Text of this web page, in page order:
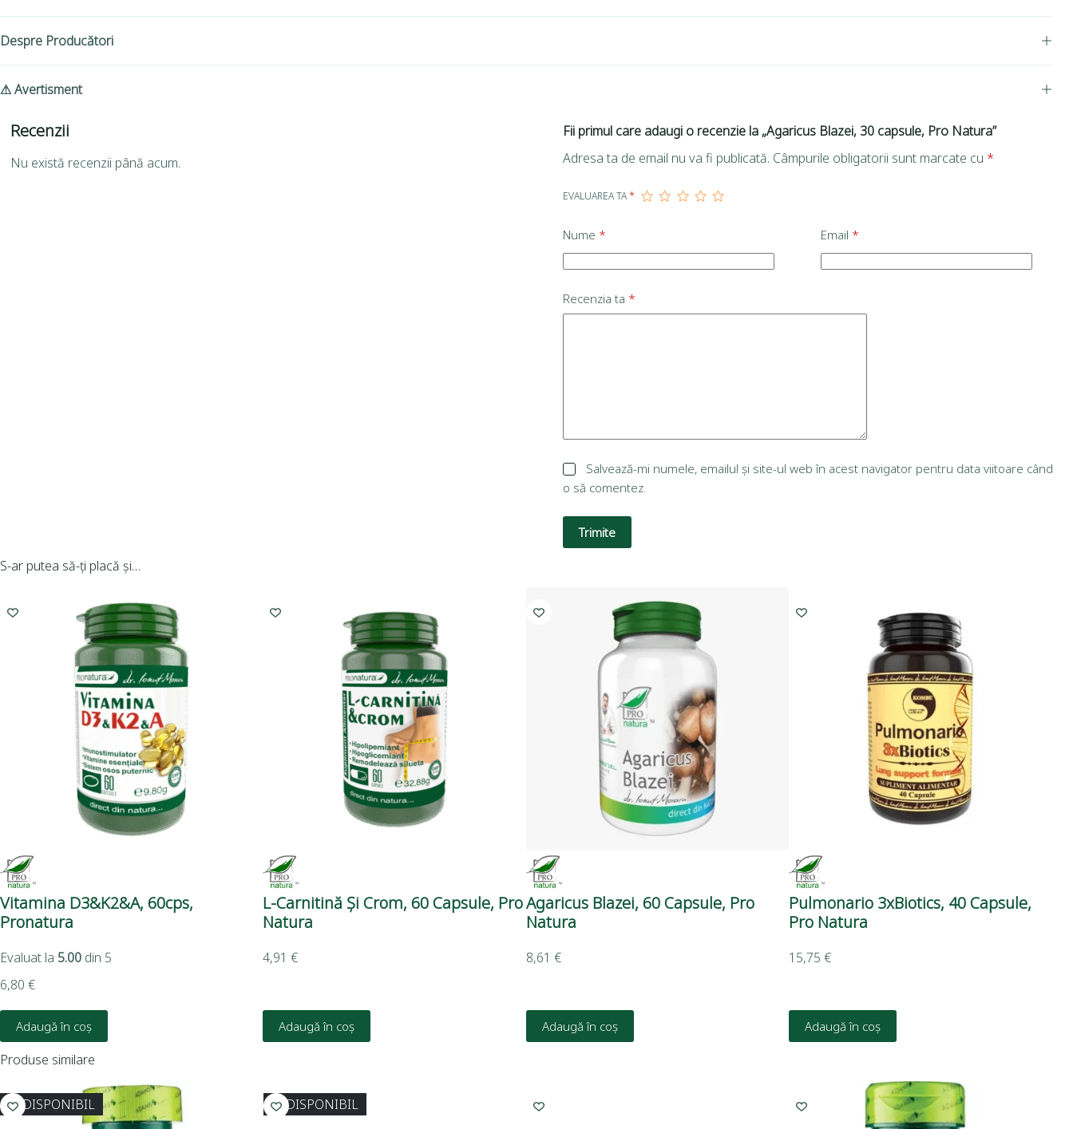
Despre Producători
⚠ Avertisment
Recenzii
Nu există recenzii până acum.
Fii primul care adaugi o recenzie la „Agaricus Blazei, 30 capsule, Pro Natura”
Adresa ta de email nu va fi publicată. Câmpurile obligatorii sunt marcate cu *
EVALUAREA TA*
Nume * Email *
Recenzia ta *
Salvează-mi numele, emailul și site-ul web în acest navigator pentru data viitoare când
o să comentez.
Trimite
S-ar putea să-ți placă și…
Vitamina D3&K2&A, 60cps,
Pronatura
Evaluat la 5.00 din 5
6,80 €
Adaugă în coș
L-Carnitină Și Crom, 60 Capsule, Pro
Natura
4,91€
Adaugă în coș
Agaricus Blazei, 60 Capsule, Pro
Natura
8,61 €
Adaugă în coș
Pulmonario 3xBiotics, 40 Capsule,
Pro Natura
15,75 €
Adaugă în coș
Produse similare
INDISPONIBIL INDISPONIBIL